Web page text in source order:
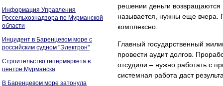
Информация Управления
Россельхознадзора по Мурманской
области
Инцидент в Баренцевом море с
российским судном "Электрон"
Строительство гипермаркета в
центре Мурманска
В Баренцевом море затонула
решении деньги возвращаются
называется, нужны еще вчера.
комплексно.
Главный государственный
провести аудит долгов.
отсудили – нужно работать с
системная работа даст